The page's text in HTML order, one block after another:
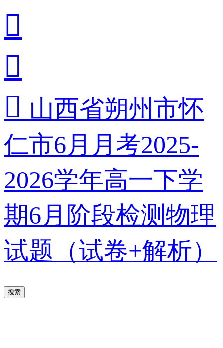


 山西省朔州市怀
仁市6月月考2025-
2026学年高一下学
期6月阶段检测物理
试题（试卷+解析）
搜索